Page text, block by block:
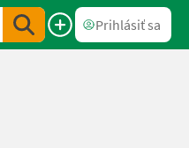
Prihlásiť sa